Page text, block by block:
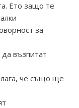
Ето защо те
за
възпитат
че също ще